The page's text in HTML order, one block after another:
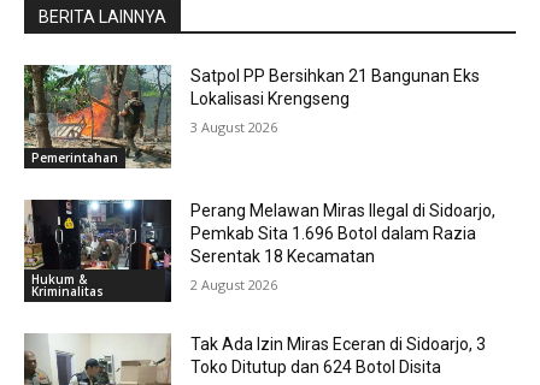
BERITA LAINNYA
Pemerintahan
Satpol PP Bersihkan 21 Bangunan Eks
Lokalisasi Krengseng
3 August 2026
Hukum &
Kriminalitas
Perang Melawan Miras Ilegal di Sidoarjo,
Pemkab Sita 1.696 Botol dalam Razia
Serentak 18 Kecamatan
2 August 2026
Tak Ada Izin Miras Eceran di Sidoarjo, 3
Toko Ditutup dan 624 Botol Disita